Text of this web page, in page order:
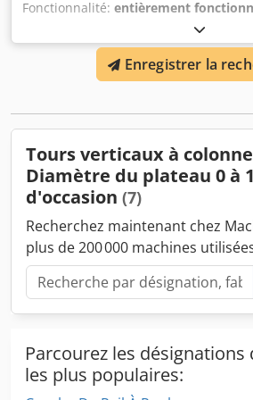
Fonctionnalité: entièrement
Seiki VL-25A1 d'occasion en excellent
Djdpfxeuf Tb Ue Akcsck Mori Siki
Siki Mori Siki, 2003. Parité de livraison
Székesfehérvár. Nous pouvons aider
Enregistrer la
Tours verticaux à
Diamètre du plateau 0 à
d'occasion (7)
Recherchez maintenant chez
plus de 200 000 machines
Parcourez les désignations
les plus populaires: